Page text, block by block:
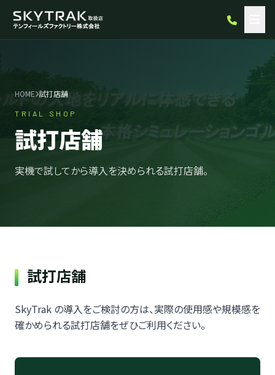
HOME 試打店舗
TRIAL SHOP
試打店舗
実機で試してから導入を決められる試打店舗。
試打店舗
SkyTrak の導入をご検討の方は、実際の使用感や規模感を
確かめられる試打店舗をぜひご利用ください。